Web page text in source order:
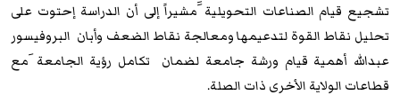
تشجيع قيام الصناعات التحويلية ََمشيراً إلى أن الدراسة إحتوت على
تحليل نقاط القوة لتدعيمها ومعالجة نقاط الضعف وأبان البروفيسور
عبدالله أهمية قيام ورشة جامعة لضمان تكامل رؤية الجامعة َمع
قطاعات الولاية الأخرى ذات الصلة.